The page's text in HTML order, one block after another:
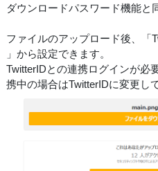
ダウンロードパスワード機能と
ファイルのアップロード後、「
」から設定できます。
TwitterIDとの連携ログインが必
携中の場合はTwitterIDに変更し